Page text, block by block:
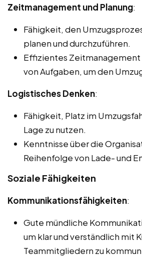
Zeitmanagement und Planung:
Fähigkeit, den
planen und durchzuführen.
Effizientes Zeitmanagement
von Aufgaben, um den
Logistisches Denken:
Fähigkeit, Platz im
Lage zu nutzen.
Kenntnisse über die
Reihenfolge von Lade- und
Soziale Fähigkeiten
Kommunikationsfähigkeiten:
Gute mündliche
um klar und verständlich mit
Teammitgliedern zu